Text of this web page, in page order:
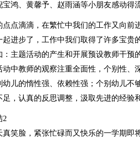
鸿、黄馨予、赵雨涵等小朋友感动得
点点滴滴，在繁忙中我们的工作又向前
进步了，工作中我们取得了许多宝贵
主题活动的产生和开展预设教师干预
中教师的观察注重全面性，个别性、
儿的惰性强、依赖性强；个别幼儿不
，认真的反思调整，汲取先进的经验
2
真笑脸，紧张忙碌而又快乐的一学期即